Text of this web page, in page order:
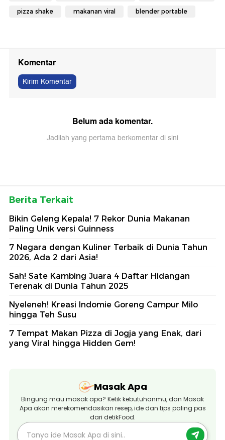
pizza shake makanan viral blender portable
Komentar
Kirim Komentar
Belum ada komentar.
Jadilah yang pertama berkomentar di sini
Berita Terkait
Bikin Geleng Kepala! 7 Rekor Dunia Makanan
Paling Unik versi Guinness
7 Negara dengan Kuliner Terbaik di Dunia Tahun
2026, Ada 2 dari Asia!
Sah! Sate Kambing Juara 4 Daftar Hidangan
Terenak di Dunia Tahun 2025
Nyeleneh! Kreasi Indomie Goreng Campur Milo
hingga Teh Susu
7 Tempat Makan Pizza di Jogja yang Enak, dari
yang Viral hingga Hidden Gem!
Masak Apa
Bingung mau masak apa? Ketik kebutuhanmu, dan Masak
Apa akan merekomendasikan resep, ide dan tips paling pas
dari detikFood.